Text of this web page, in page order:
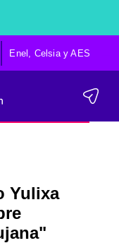
Enel, Celsia y AES
Yulixa